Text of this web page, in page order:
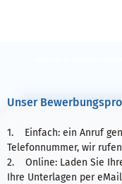
Unser
1. Einfach: ein Anruf
Telefonnummer, wir
2. Online: Laden Sie
Ihre Unterlagen per eMail